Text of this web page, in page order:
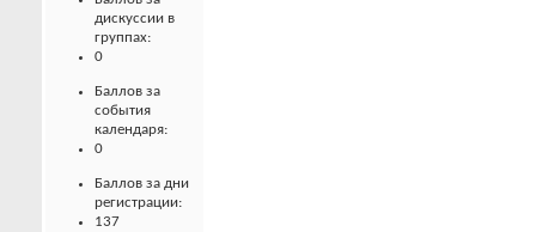
дискуссии в
группах:
0
Баллов за
события
календаря:
0
Баллов за дни
регистрации:
137